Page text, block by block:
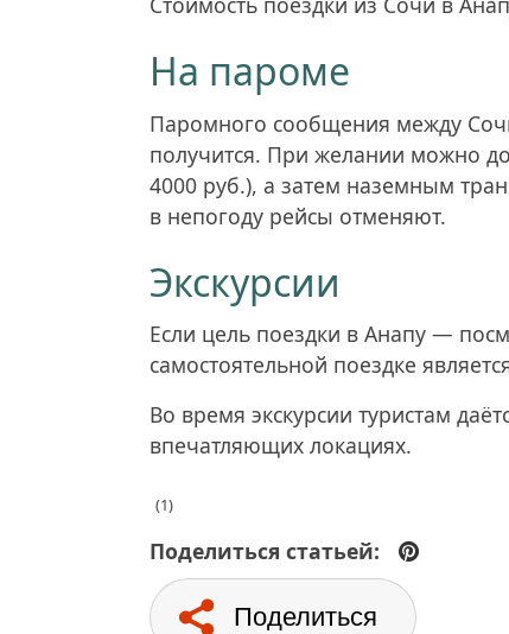
На пароме
Паромного сообщения между
получится. При желании можно
4000 руб.), а затем наземным
в непогоду рейсы отменяют.
Экскурсии
Если цель поездки в Анапу —
самостоятельной поездке
Во время экскурсии туристам
впечатляющих локациях.
(1)
Поделиться статьей:
Поделиться